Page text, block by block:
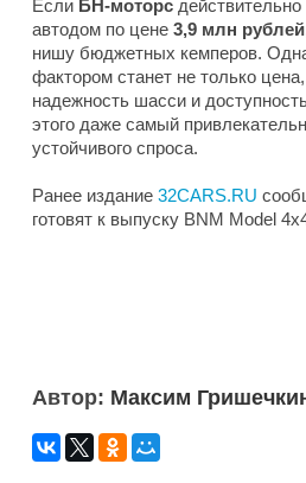
Если БН-моторс
автодом по цене 3,9 млн рублей
нишу бюджетных кемперов.
фактором станет не только
надежность шасси и
этого даже самый
устойчивого спроса.
Ранее издание 32CARS.RU
готовят к выпуску BNM Model
Автор: Максим